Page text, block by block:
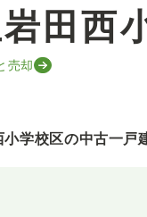
田西
売却
小学校区の中古一戸